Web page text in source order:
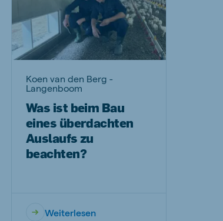
Koen van den Berg -
Langenboom
Was ist beim Bau
eines überdachten
Auslaufs zu
beachten?
Weiterlesen